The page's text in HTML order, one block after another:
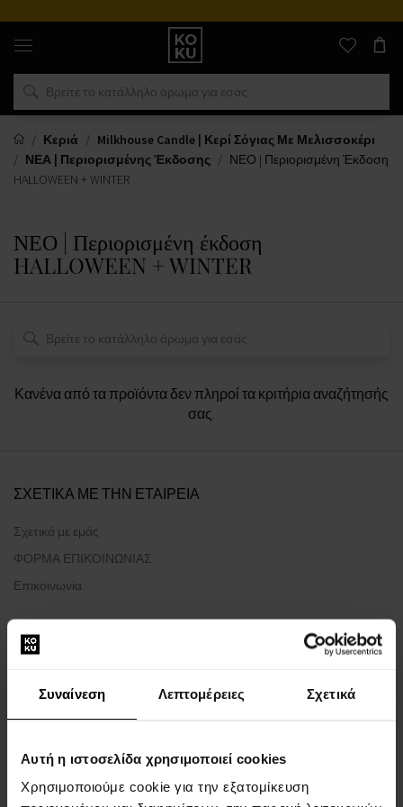
Συναίνεση Λεπτομέρειες Σχετικά
Αυτή η ιστοσελίδα χρησιμοποιεί cookies
Χρησιμοποιούμε cookie για την εξατομίκευση
Αυθεντικά
αρώματα
και
ρολόγια
σε
μέρος
Κεριά
Milkhouse Candle | Κερί Σόγιας Με Μελισσοκέρι
ΝΕΑ | Περιορισμένης Έκδοσης
ΝΕΟ | Περιορισμένη Έκδοση
HALLOWEEN + WINTER
ΝΕΟ | Περιορισμένη έκδοση
HALLOWEEN + WINTER
Κανένα από τα προϊόντα δεν πληροί τα κριτήρια αναζήτησής
σας.
ΣΧΕΤΙΚΑ ΜΕ ΤΗΝ ΕΤΑΙΡΕΙΑ
Σχετικά με εμάς
ΦΟΡΜΑ ΕΠΙΚΟΙΝΩΝΙΑΣ
Επικοινωνία
ΤΑ ΠΑΝΤΑ ΓΙΑ ΤΙΣ ΑΓΟΡΕΣ
Γενικοί όροι και προϋποθέσεις
ΈΝΤΥΠΟ ΚΑΤΑΓΓΕΛΊΑΣ
Μέθοδος αποστολής